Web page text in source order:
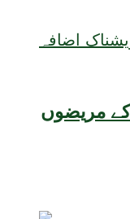
مریضوں